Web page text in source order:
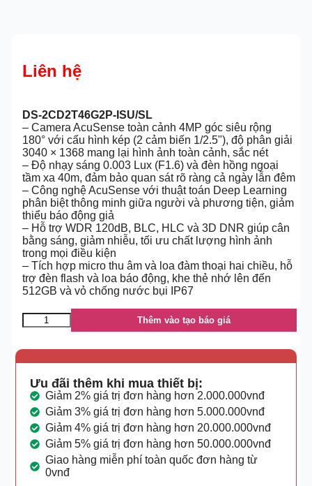
Liên hệ
DS-2CD2T46G2P-ISU/SL
– Camera AcuSense toàn cảnh 4MP góc siêu rộng
180° với cấu hình kép (2 cảm biến 1/2.5"), độ phân giải
3040 × 1368 mang lại hình ảnh toàn cảnh, sắc nét
– Độ nhạy sáng 0.003 Lux (F1.6) và đèn hồng ngoại
tầm xa 40m, đảm bảo quan sát rõ ràng cả ngày lẫn đêm
– Công nghệ AcuSense với thuật toán Deep Learning
phân biệt thông minh giữa người và phương tiện, giảm
thiểu báo động giả
– Hỗ trợ WDR 120dB, BLC, HLC và 3D DNR giúp cân
bằng sáng, giảm nhiễu, tối ưu chất lượng hình ảnh
trong mọi điều kiện
– Tích hợp micro thu âm và loa đàm thoại hai chiều, hỗ
trợ đèn flash và loa báo động, khe thẻ nhớ lên đến
512GB và vỏ chống nước bụi IP67
Thêm vào tạo báo giá
Ưu đãi thêm khi mua thiết bị:
Giảm 2% giá trị đơn hàng hơn 2.000.000vnđ
Giảm 3% giá trị đơn hàng hơn 5.000.000vnđ
Giảm 4% giá trị đơn hàng hơn 20.000.000vnđ
Giảm 5% giá trị đơn hàng hơn 50.000.000vnđ
Giao hàng miễn phí toàn quốc đơn hàng từ
0vnđ